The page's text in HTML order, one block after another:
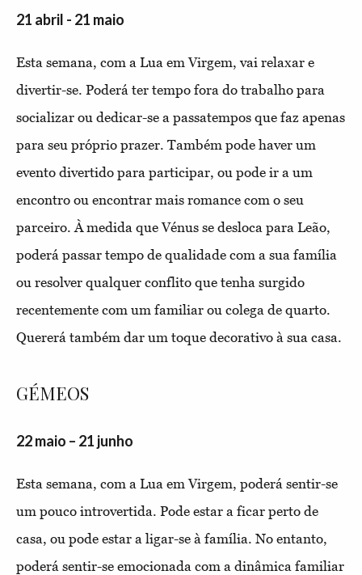
21 abril - 21 maio
Esta semana, com a Lua em Virgem, vai relaxar e
divertir-se. Poderá ter tempo fora do trabalho para
socializar ou dedicar-se a passatempos que faz apenas
para seu próprio prazer. Também pode haver um
evento divertido para participar, ou pode ir a um
encontro ou encontrar mais romance com o seu
parceiro. À medida que Vénus se desloca para Leão,
poderá passar tempo de qualidade com a sua família
ou resolver qualquer conflito que tenha surgido
recentemente com um familiar ou colega de quarto.
Quererá também dar um toque decorativo à sua casa.
GÉMEOS
22 maio – 21 junho
Esta semana, com a Lua em Virgem, poderá sentir-se
um pouco introvertida. Pode estar a ficar perto de
casa, ou pode estar a ligar-se à família. No entanto,
poderá sentir-se emocionada com a dinâmica familiar